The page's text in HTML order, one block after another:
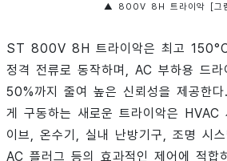
▲ 800V 8H 트라이악 [그
ST 800V 8H 트라이악은 최고 150°C
정격 전류로 동작하며, AC 부하용 드라
50%까지 줄여 높은 신뢰성을 제공한
게 구동하는 새로운 트라이악은
이브, 온수기, 실내 난방기구, 조명 시
AC 플러그 등의 효과적인 제어에 적합